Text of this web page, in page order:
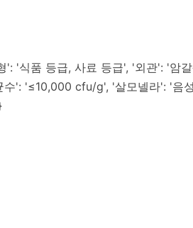
': '식품 등급, 사료 등급', '외관': '암
': '≤10,000 cfu/g', '살모넬라': '음